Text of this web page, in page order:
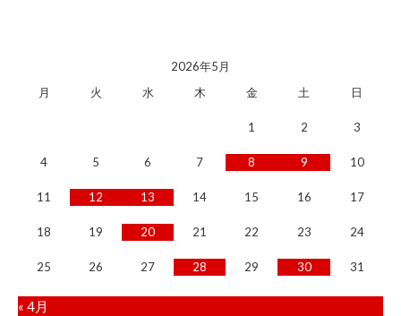
2026年5月
月
火 水 木 金 土 日
1 2 3
4 5 6 7 8 9 10
11 12 13 14 15 16 17
18 19 20 21 22 23 24
25 26 27 28 29 30 31
« 4月